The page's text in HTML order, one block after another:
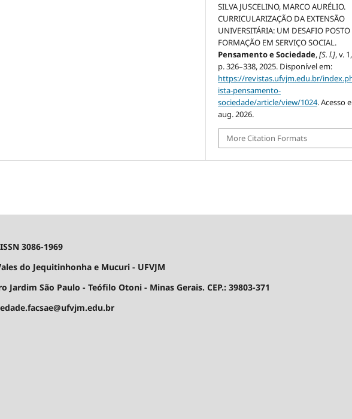
SILVA JUSCELINO, MARCO AURÉLIO.
CURRICULARIZAÇÃO DA EXTENSÃO
UNIVERSITÁRIA: UM DESAFIO POSTO
FORMAÇÃO EM SERVIÇO SOCIAL.
Pensamento e Sociedade,[S. l.], v.
p. 326–338, 2025. Disponível em:
https://revistas.ufvjm.edu.br/
ista-pensamento-
sociedade/article/view/1024. Acesso
aug. 2026.
More Citation Formats
3086-1969
do Jequitinhonha e Mucuri - UFVJM
Jardim São Paulo - Teófilo Otoni - Minas Gerais. CEP.: 39803-371